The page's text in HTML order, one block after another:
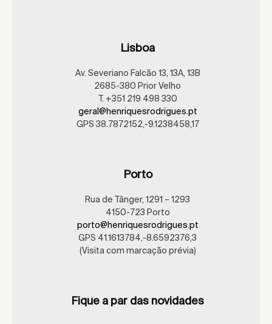
Lisboa
Av. Severiano Falcão 13, 13A, 13B
2685-380 Prior Velho
T. +351 219 498 330
geral@henriquesrodrigues.pt
GPS 38.7872152,-9.1238458,17
Porto
Rua de Tânger, 1291 – 1293
4150-723 Porto
porto@henriquesrodrigues.pt
GPS 41.1613784,-8.6592376,3
(Visita com marcação prévia)
Fique a par das novidades